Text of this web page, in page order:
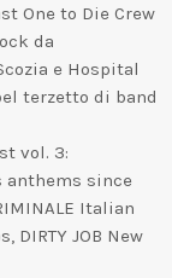
One to Die Crew
da
e Hospital
terzetto di band
vol. 3:
anthems since
Italian
DIRTY JOB New